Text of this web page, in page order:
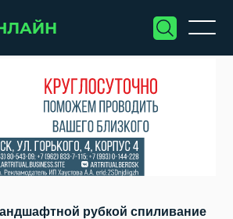
рубкой спиливание